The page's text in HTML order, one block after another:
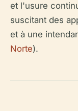
et l'usure
suscitant des
et à une
Norte).